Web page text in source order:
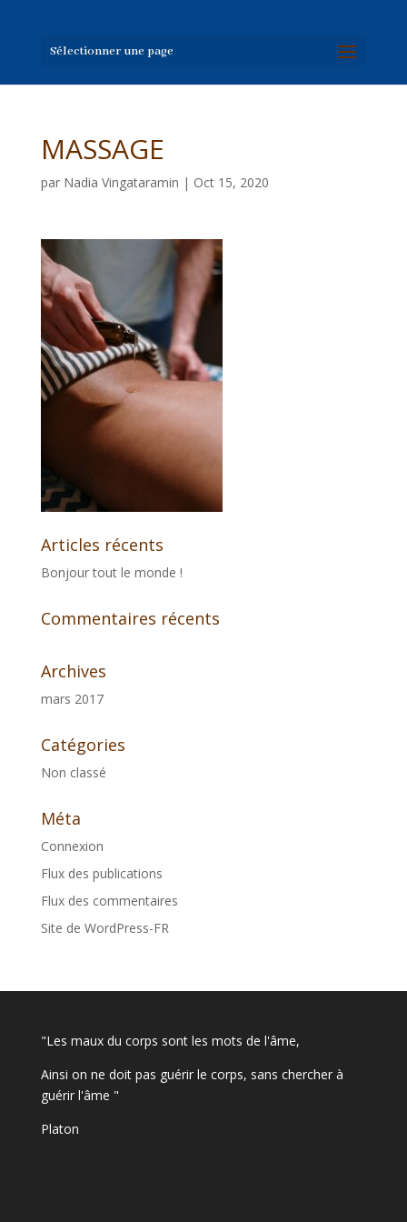
Sélectionner une page
MASSAGE
par Nadia Vingataramin | Oct 15, 2020
Articles récents
Bonjour tout le monde !
Commentaires récents
Archives
mars 2017
Catégories
Non classé
Méta
Connexion
Flux des publications
Flux des commentaires
Site de WordPress-FR
"Les maux du corps sont les mots de l'âme,
Ainsi on ne doit pas guérir le corps, sans chercher à
guérir l'âme "
Platon